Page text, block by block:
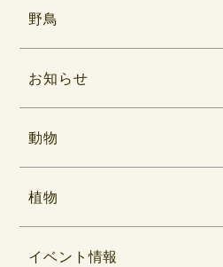
野鳥
お知らせ
動物
植物
イベント情報